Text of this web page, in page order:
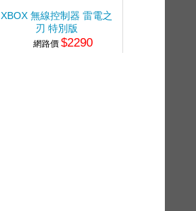
XBOX 無線控制器 雷電之
刃 特別版
網路價 $2290